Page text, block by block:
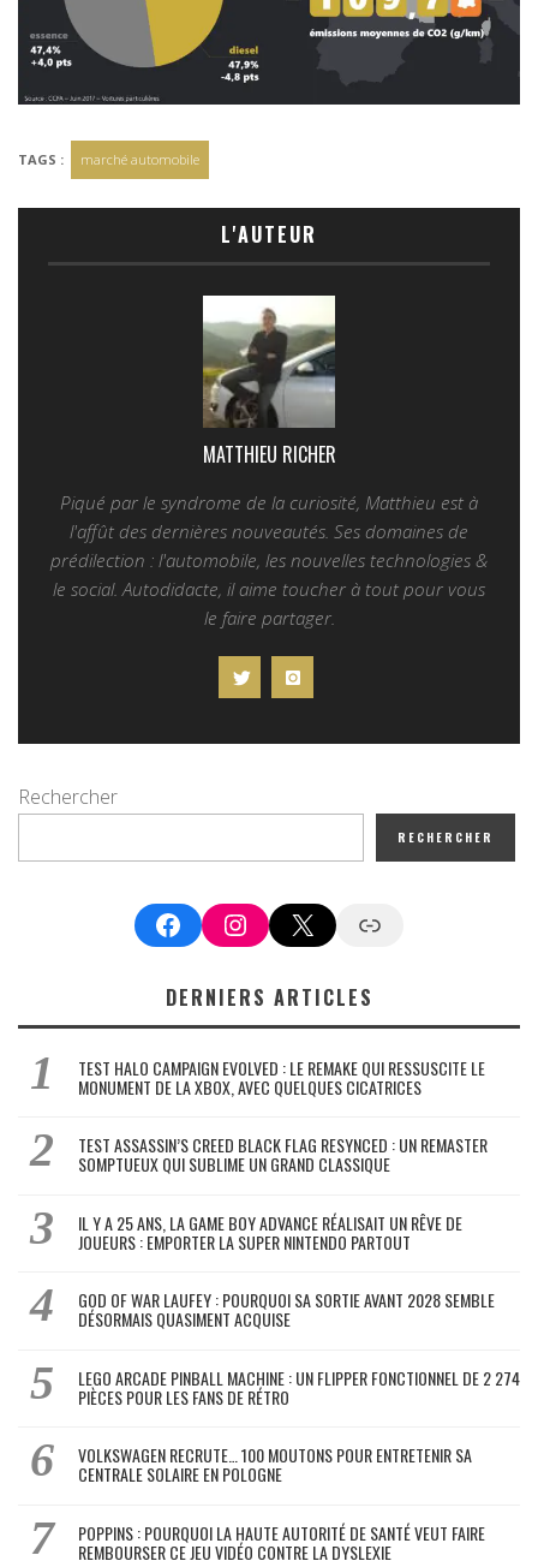
TAGS : marché automobile
L'AUTEUR
MATTHIEU RICHER
Piqué par le syndrome de la curiosité, Matthieu est à
l'affût des dernières nouveautés. Ses domaines de
prédilection : l'automobile, les nouvelles technologies &
le social. Autodidacte, il aime toucher à tout pour vous
le faire partager.
Rechercher
RECHERCHER
FacebookInstagram
X Google News
DERNIERS ARTICLES
TEST HALO CAMPAIGN EVOLVED : LE REMAKE QUI RESSUSCITE LE
MONUMENT DE LA XBOX, AVEC QUELQUES CICATRICES
TEST ASSASSIN’S CREED BLACK FLAG RESYNCED : UN REMASTER
SOMPTUEUX QUI SUBLIME UN GRAND CLASSIQUE
IL Y A 25 ANS, LA GAME BOY ADVANCE RÉALISAIT UN RÊVE DE
JOUEURS : EMPORTER LA SUPER NINTENDO PARTOUT
GOD OF WAR LAUFEY : POURQUOI SA SORTIE AVANT 2028 SEMBLE
DÉSORMAIS QUASIMENT ACQUISE
LEGO ARCADE PINBALL MACHINE : UN FLIPPER FONCTIONNEL DE 2 274
PIÈCES POUR LES FANS DE RÉTRO
VOLKSWAGEN RECRUTE… 100 MOUTONS POUR ENTRETENIR SA
CENTRALE SOLAIRE EN POLOGNE
POPPINS : POURQUOI LA HAUTE AUTORITÉ DE SANTÉ VEUT FAIRE
REMBOURSER CE JEU VIDÉO CONTRE LA DYSLEXIE